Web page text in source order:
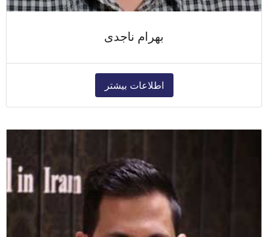
بهرام ناجدی
اطلاعات بیشتر